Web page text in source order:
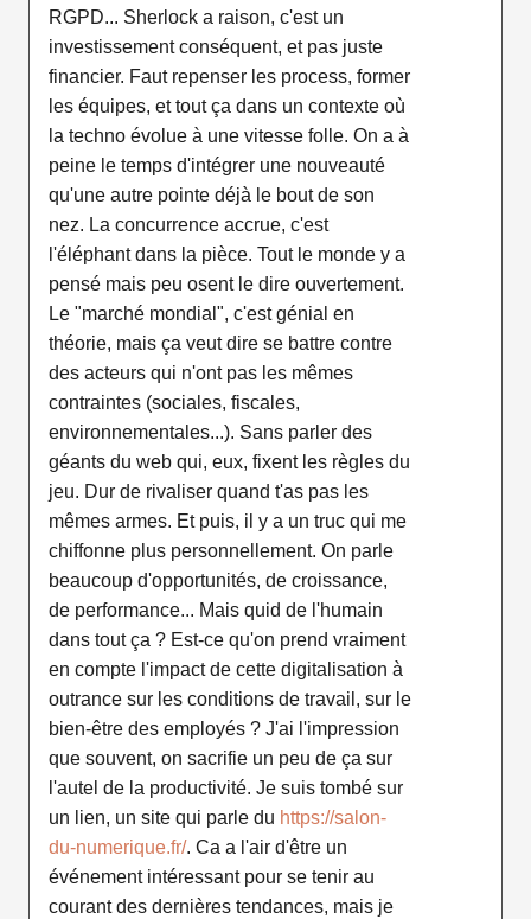
RGPD... Sherlock a raison, c'est un
investissement conséquent, et pas juste
financier. Faut repenser les process, former
les équipes, et tout ça dans un contexte où
la techno évolue à une vitesse folle. On a à
peine le temps d'intégrer une nouveauté
qu'une autre pointe déjà le bout de son
nez. La concurrence accrue, c'est
l'éléphant dans la pièce. Tout le monde y a
pensé mais peu osent le dire ouvertement.
Le "marché mondial", c'est génial en
théorie, mais ça veut dire se battre contre
des acteurs qui n'ont pas les mêmes
contraintes (sociales, fiscales,
environnementales...). Sans parler des
géants du web qui, eux, fixent les règles du
jeu. Dur de rivaliser quand t'as pas les
mêmes armes. Et puis, il y a un truc qui me
chiffonne plus personnellement. On parle
beaucoup d'opportunités, de croissance,
de performance... Mais quid de l'humain
dans tout ça ? Est-ce qu'on prend vraiment
en compte l'impact de cette digitalisation à
outrance sur les conditions de travail, sur le
bien-être des employés ? J'ai l'impression
que souvent, on sacrifie un peu de ça sur
l'autel de la productivité. Je suis tombé sur
un lien, un site qui parle du https://salon-
du-numerique.fr/. Ca a l'air d'être un
événement intéressant pour se tenir au
courant des dernières tendances, mais je